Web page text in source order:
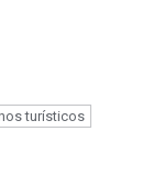
turísticos